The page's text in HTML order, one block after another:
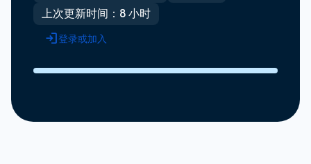
上次更新时间：8 小时
登录或加入